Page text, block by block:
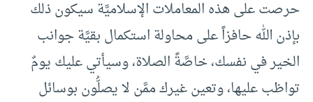
حرصت على هذه المعاملات الإسلاميَّة سيكون ذلك
بإذن الله حافزاً على محاولة استكمال بقيَّة جوانب
الخير في نفسك، خاصَّةً الصلاة، وسيأتي عليك يومٌ
تواظب عليها، وتعين غيرك ممَّن لا يصلُّون بوسائل